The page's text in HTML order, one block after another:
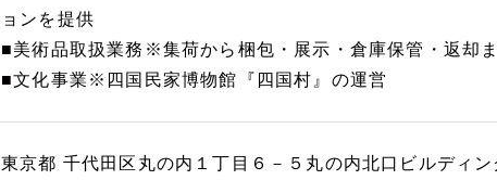
ョンを提供
■美術品取扱業務※集荷から梱包・展示・倉庫保管・返却
■文化事業※四国民家博物館『四国村』の運営
東京都 千代田区丸の内１丁目６－５丸の内北口ビルディ